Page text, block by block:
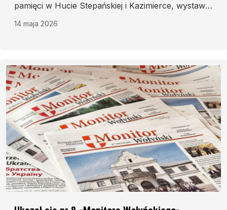
pamięci w Hucie Stepańskiej i Kazimierce, wystawa
14 maja 2026